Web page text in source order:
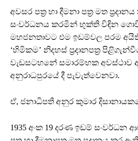
අවසර පත්‍ර හා දීමනා පත්‍ර මත
සංවර්ධනය කරමින් භුක්ති විඳින ගොවි
මහජනතාවට එම ඉඩම්වල පරම
‘හිමිකම’ නිදහස් ප්‍රදානපත්‍ර
වැඩසටහනේ සමාරම්භක අවස්ථාව
අනුරාධපුරයේ දී පැවැත්වෙනවා.
ඒ, ජනාධිපති අනුර කුමාර
1935 අංක 19 දරණ ඉඩම් සංවර්ධන